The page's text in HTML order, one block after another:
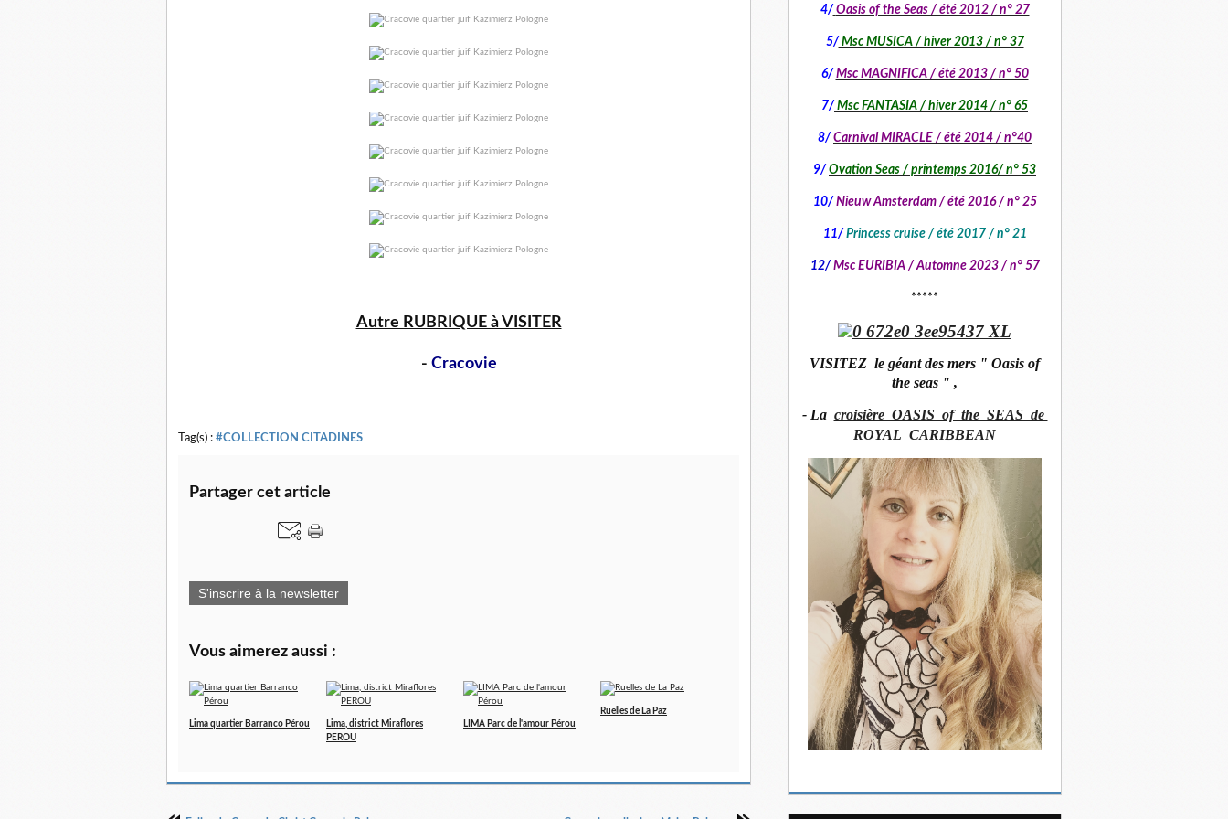
Autre RUBRIQUE à VISITER
- Cracovie
Tag(s) : #COLLECTION CITADINES
Partager cet article
S'inscrire à la newsletter
Vous aimerez aussi :
Lima quartier Barranco Pérou
Lima, district Miraflores
PEROU
LIMA Parc de l'amour Pérou
Ruelles de La Paz
4/ Oasis of the Seas / été 2012 / n° 27
5/Msc MUSICA / hiver 2013 / n° 37
6/ Msc MAGNIFICA / été 2013 / n° 50
7/ Msc FANTASIA / hiver 2014 / n° 65
8/ Carnival MIRACLE / été 2014 / n°40
9/ Ovation Seas / printemps 2016/ n° 53
10/Nieuw Amsterdam / été 2016 / n° 25
11/ Princess cruise / été 2017 / n° 21
12/ Msc EURIBIA / Automne 2023 / n° 57
*****
VISITEZ le géant des mers " Oasis of
the seas " ,
- La croisière OASIS of the SEAS de
ROYAL CARIBBEAN